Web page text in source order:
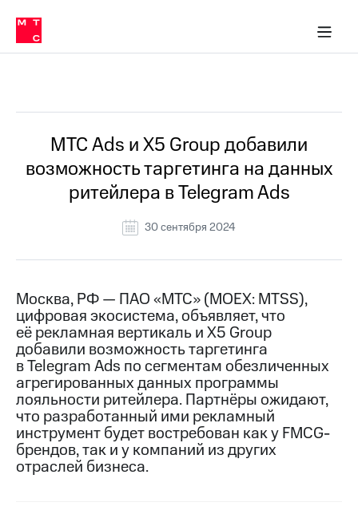
Медиа-центр
и акционерам
Устойчивое развитие
Комплаенс и деловая этика
компании
Карьера
История
компании
Руководство
информация
Контакты
Медиа-центр
Пресс-
релизы
МТС
о технологиях
Достижения
Интервью
в МТС
Пресс-
релизы
МТС
о технологиях
МТС Ads и X5 Group добавили
возможность таргетинга на данных
ритейлера в Telegram Ads
30 сентября 2024
Москва, РФ — ПАО «МТС» (MOEX: MTSS),
цифровая экосистема, объявляет, что
её рекламная вертикаль и X5 Group
добавили возможность таргетинга
в Telegram Ads по сегментам обезличенных
агрегированных данных программы
лояльности ритейлера. Партнёры ожидают,
что разработанный ими рекламный
инструмент будет востребован как у FMCG-
брендов, так и у компаний из других
отраслей бизнеса.